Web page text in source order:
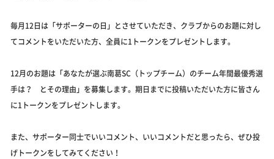
毎月12日は「サポーターの日」とさせていただき、クラブからのお題に対し
てコメントをいただいた方、全員に1トークンをプレゼントします。
12月のお題は「あなたが選ぶ南葛SC（トップチーム）のチーム年間最優秀選
手は？ とその理由」を募集します。期日までに投稿いただいた方に皆さん
に1トークンをプレゼントします。
また、サポーター同士でいいコメント、いいコメントだと思ったら、ぜひ投
げトークンをしてみてください！